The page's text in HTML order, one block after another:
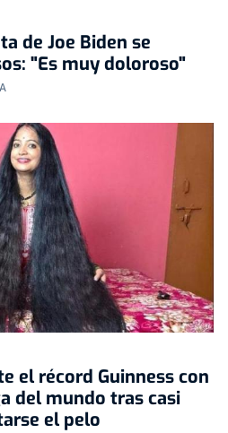
de Joe Biden se
"Es muy doloroso"
el récord Guinness con
del mundo tras casi
el pelo